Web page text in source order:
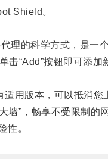
Shield。
的科学方式，是一个
“Add”按钮即可添加
版本，可以抵消您
”，畅享不受限制的网
性。